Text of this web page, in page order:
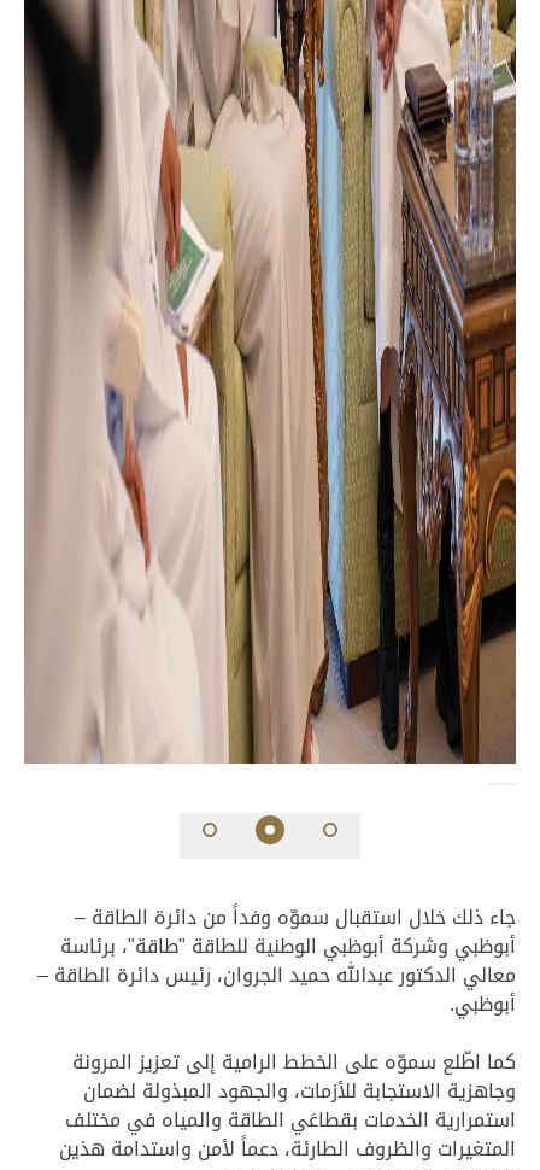
جاء ذلك خلال استقبال سموّه وفداً من دائرة الطاقة –
أبوظبي وشركة أبوظبي الوطنية للطاقة "طاقة"، برئاسة
معالي الدكتور عبدالله حميد الجروان، رئيس دائرة الطاقة –
أبوظبي.
كما اطّلع سموّه على الخطط الرامية إلى تعزيز المرونة
وجاهزية الاستجابة للأزمات، والجهود المبذولة لضمان
استمرارية الخدمات بقطاعَي الطاقة والمياه في مختلف
المتغيرات والظروف الطارئة، دعماً لأمن واستدامة هذين